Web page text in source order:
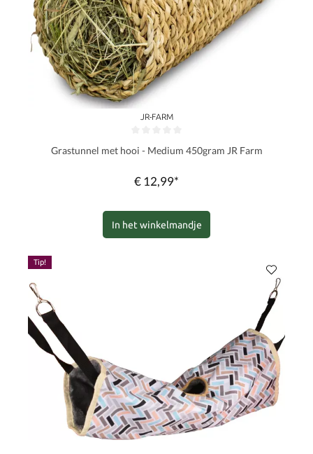
JR-FARM
Grastunnel met hooi - Medium 450gram JR Farm
€ 12,99*
In het winkelmandje
Tip!